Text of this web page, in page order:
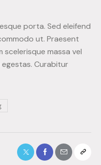
porta. Sed eleifend
ut. Praesent
scelerisque massa vel
Curabitur